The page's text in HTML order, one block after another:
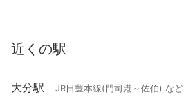
近くの駅
大分駅 JR日豊本線(門司港～佐伯) など